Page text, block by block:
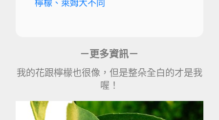
檸檬、萊姆大不同
－更多資訊－
我的花跟檸檬也很像，但是整朵全白的才是我
喔！